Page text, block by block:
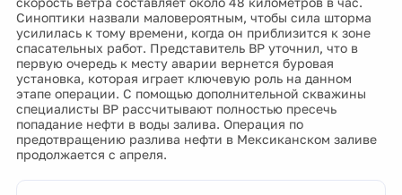
Синоптики назвали маловероятным, чтобы сила шторма
усилилась к тому времени, когда он приблизится к зоне
спасательных работ. Представитель BP уточнил, что в
первую очередь к месту аварии вернется буровая
установка, которая играет ключевую роль на данном
этапе операции. С помощью дополнительной скважины
специалисты BP рассчитывают полностью пресечь
попадание нефти в воды залива. Операция по
предотвращению разлива нефти в Мексиканском заливе
продолжается с апреля.